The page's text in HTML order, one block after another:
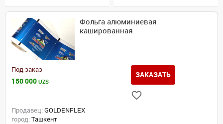
Фольга алюминиевая
кашированная
Под заказ
150 000 UZS
ЗАКАЗАТЬ
Продавец: GOLDENFLEX
город: Ташкент